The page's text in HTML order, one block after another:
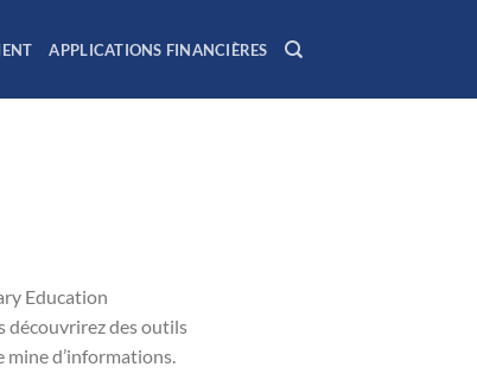
APPLICATIONS FINANCIÈRES
Education
découvrirez des outils
d’informations.